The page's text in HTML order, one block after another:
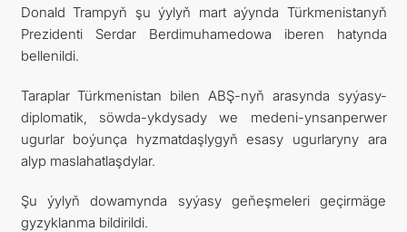
Donald Trampyň şu ýylyň mart aýynda Türkmenistanyň
Prezidenti Serdar Berdimuhamedowa iberen hatynda
bellenildi.
Taraplar Türkmenistan bilen ABŞ-nyň arasynda syýasy-
diplomatik, söwda-ykdysady we medeni-ynsanperwer
ugurlar boýunça hyzmatdaşlygyň esasy ugurlaryny ara
alyp maslahatlaşdylar.
Şu ýylyň dowamynda syýasy geňeşmeleri geçirmäge
gyzyklanma bildirildi.